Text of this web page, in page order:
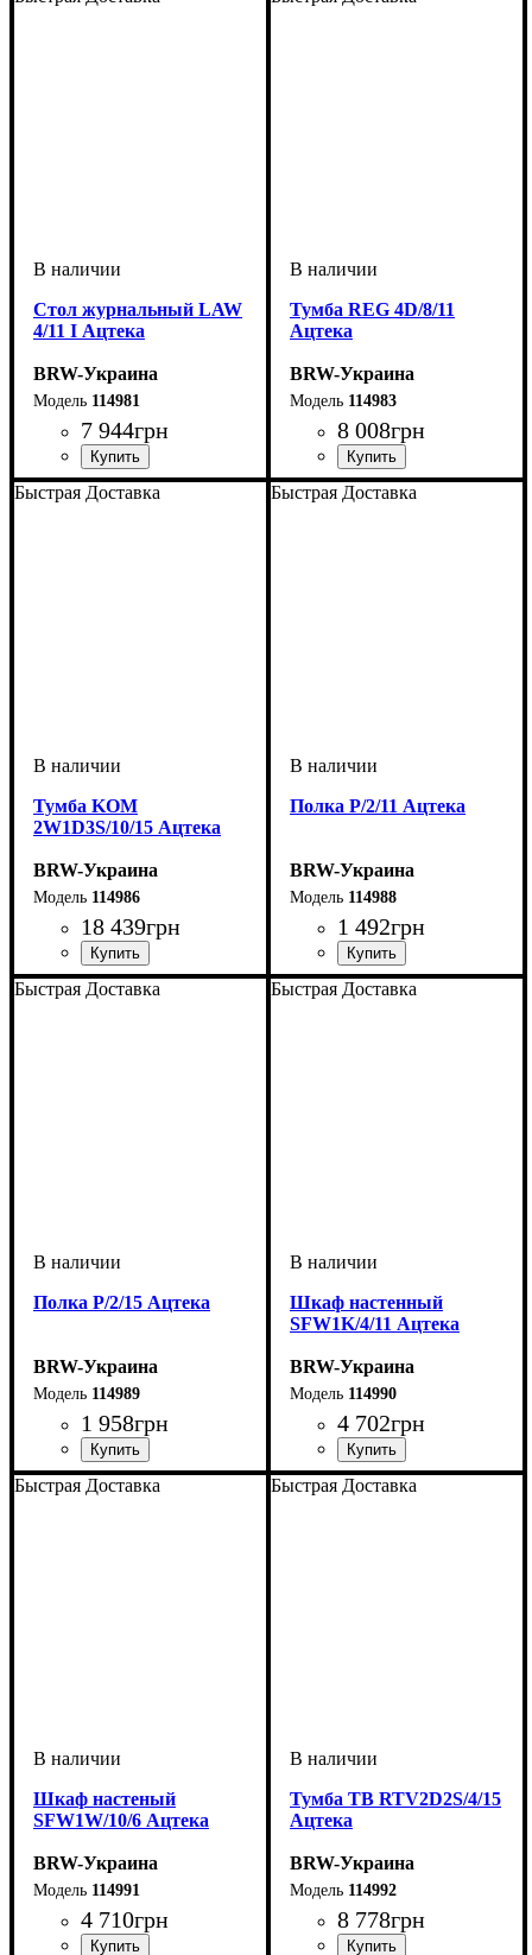
Стол журнальный LAW
4/11 I Ацтека
BRW-Украина
114981
7 944грн
ширина, мм: 1100
высота, мм: 400
глубина, мм: 650
Тумба REG 4D/8/11
Ацтека
BRW-Украина
114983
8 008грн
ширина, мм: 1005
высота, мм: 840
глубина, мм: 410
Быстрая Доставка
Тумба KOM
2W1D3S/10/15 Ацтека
BRW-Украина
114986
18 439грн
ширина, мм: 1500
высота, мм: 1004
глубина, мм: 410
Быстрая Доставка
Полка P/2/11 Ацтека
BRW-Украина
114988
1 492грн
ширина, мм: 1005
высота, мм: 200
глубина, мм: 200
Быстрая Доставка
Полка P/2/15 Ацтека
BRW-Украина
114989
1 958грн
ширина, мм: 1500
высота, мм: 200
глубина, мм: 200
Быстрая Доставка
Шкаф настенный
SFW1K/4/11 Ацтека
BRW-Украина
114990
4 702грн
ширина, мм: 1005
высота, мм: 410
глубина, мм: 350
Быстрая Доставка
Шкаф настеный
SFW1W/10/6 Ацтека
BRW-Украина
114991
4 710грн
Быстрая Доставка
Тумба ТВ RTV2D2S/4/15
Ацтека
BRW-Украина
114992
8 778грн